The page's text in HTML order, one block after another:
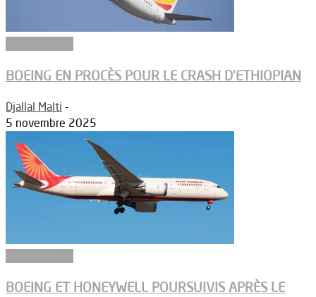
BOEING EN PROCÈS POUR LE CRASH D’ETHIOPIAN
Djallal Malti -
5 novembre 2025
BOEING ET HONEYWELL POURSUIVIS APRÈS LE